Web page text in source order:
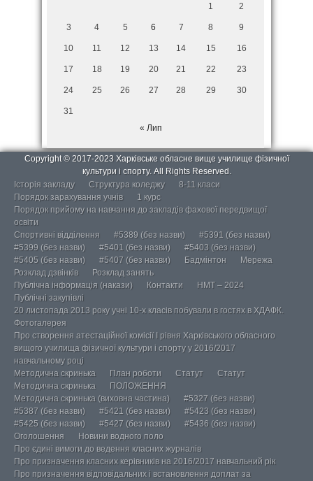
1 2
3 4 5 6 7 8 9
10 11 12 13 14 15 16
17 18 19 20 21 22 23
24 25 26 27 28 29 30
31
« Лип
Copyright © 2017-2023 Харківське обласне вище училище фізичної
культури і спорту. All Rights Reserved.
Історія закладу
Структура коледжу
8-11 класи
Порядок зарахування учнів
1 курс
Порядок прийому на навчання до закладів фахової передвищої
освіти
Спортивні відділення
#5389 (без назви)
#5391 (без назви)
#5399 (без назви)
#5401 (без назви)
#5403 (без назви)
#5405 (без назви)
#5407 (без назви) Бадмінтон
Мережа
Розклад дзвінків
Розклад занять
Публічна інформація (накази)
Контакти
НМТ – 2024
Публічні закупівлі
20 листопада 2013 року учні 10-х класів побували в гостях в ХДАФК.
Фотогалерея
Про створення атестаційної комісії І рівня Харківського обласного
вищого училища фізичної культури і спорту у 2016/2017
навчальному році
Методична скринька
План роботи Статут
Статут
Методична скринька
ПОЛОЖЕННЯ
Методична скринька (виховна частина)
#5327 (без назви)
#5387 (без назви)
#5421 (без назви)
#5423 (без назви)
#5425 (без назви)
#5427 (без назви)
#5436 (без назви)
Оголошення
Новини водного поло
Про єдині вимоги до ведення класних журналів
Про призначення класних керівників на 2016/2017 навчальний рік
Про призначення відповідальних і встановлення доплат за